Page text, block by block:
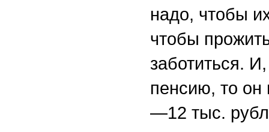
надо, чтобы
чтобы
заботиться.
пенсию, то
—12 тыс.